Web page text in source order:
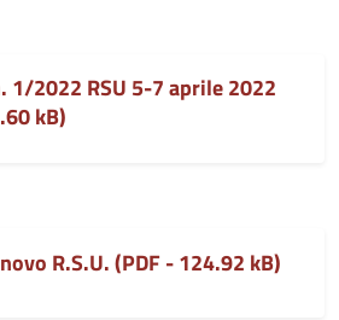
1/2022 RSU 5-7 aprile 2022
kB)
R.S.U. (PDF - 124.92 kB)